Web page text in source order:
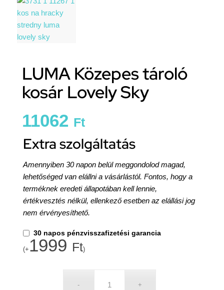
LUMA Közepes tároló
kosár Lovely Sky
11062 Ft
Extra szolgáltatás
Amennyiben 30 napon belül meggondolod magad,
lehetőséged van elállni a vásárlástól. Fontos, hogy a
terméknek eredeti állapotában kell lennie,
értékvesztés nélkül, ellenkező esetben az elállási jog
nem érvényesíthető.
30 napos pénzvisszafizetési garancia
(+ 1999 Ft)